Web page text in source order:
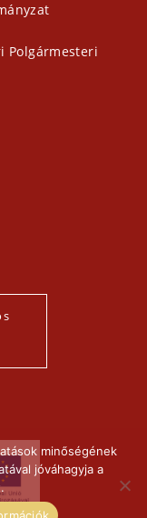
Polgármesteri
minőségének
jóváhagyja a